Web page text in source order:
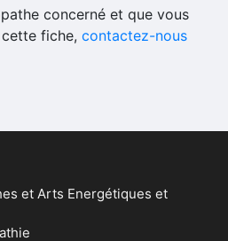
concerné et que vous
fiche, contactez-nous
et Arts Energétiques et